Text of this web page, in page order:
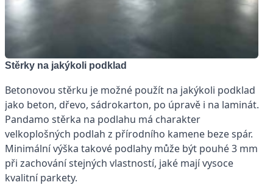
Stěrky na jakýkoli podklad
Betonovou stěrku je možné použít na jakýkoli podklad
jako beton, dřevo, sádrokarton, po úpravě i na laminát.
Pandamo stěrka na podlahu má charakter
velkoplošných podlah z přírodního kamene beze spár.
Minimální výška takové podlahy může být pouhé 3 mm
při zachování stejných vlastností, jaké mají vysoce
kvalitní parkety.